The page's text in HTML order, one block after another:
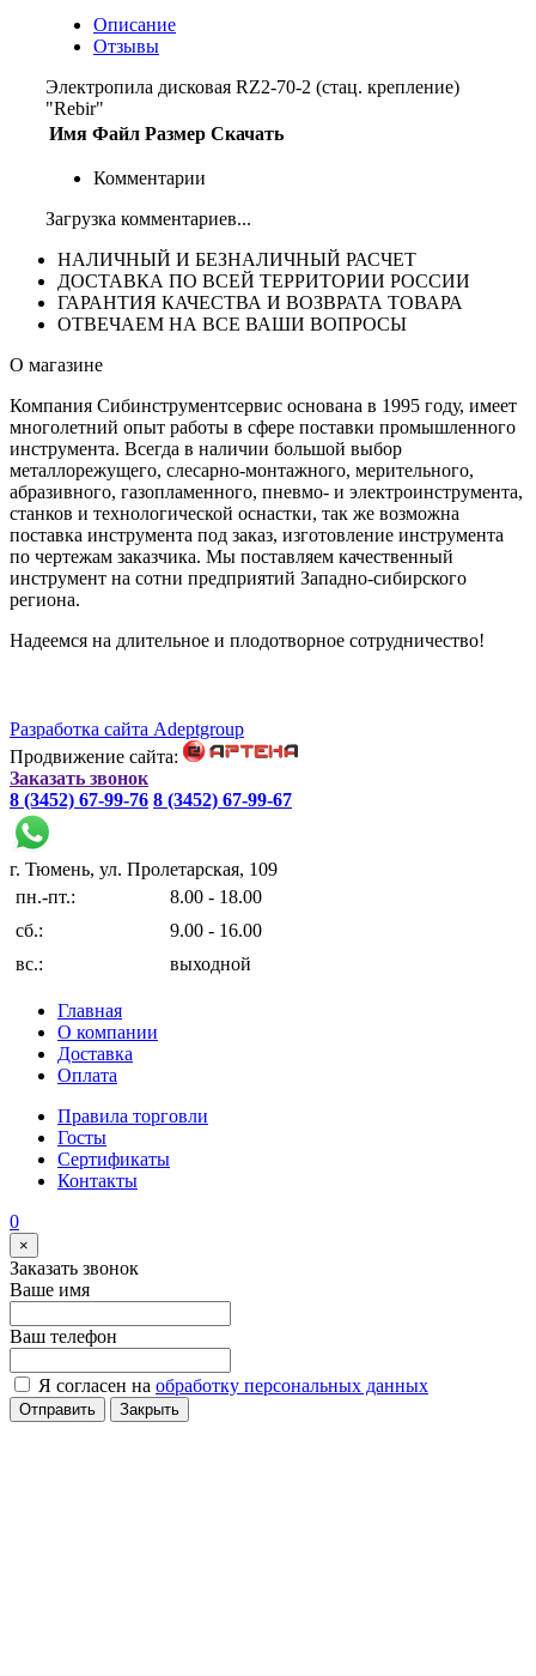
Описание
Отзывы
Электропила дисковая RZ2-70-2 (стац. крепление)
"Rebir"
Имя Файл Размер Скачать
Комментарии
Загрузка комментариев...
НАЛИЧНЫЙ И БЕЗНАЛИЧНЫЙ РАСЧЕТ
ДОСТАВКА ПО ВСЕЙ ТЕРРИТОРИИ РОССИИ
ГАРАНТИЯ КАЧЕСТВА И ВОЗВРАТА ТОВАРА
ОТВЕЧАЕМ НА ВСЕ ВАШИ ВОПРОСЫ
О магазине
Компания Сибинструментсервис основана в 1995 году, имеет
многолетний опыт работы в сфере поставки промышленного
инструмента. Всегда в наличии большой выбор
металлорежущего, слесарно-монтажного, мерительного,
абразивного, газопламенного, пневмо- и электроинструмента,
станков и технологической оснастки, так же возможна
поставка инструмента под заказ, изготовление инструмента
по чертежам заказчика. Мы поставляем качественный
инструмент на сотни предприятий Западно-сибирского
региона.
Надеемся на длительное и плодотворное сотрудничество!
Разработка сайта Adeptgroup
Продвижение сайта:
Заказать звонок
8 (3452) 67-99-76 8 (3452) 67-99-67
г. Тюмень, ул. Пролетарская, 109
пн.-пт.:
8.00 - 18.00
сб.:
9.00 - 16.00
вс.:
выходной
Главная
О компании
Доставка
Оплата
Правила торговли
Госты
Сертификаты
Контакты
0
×
Заказать звонок
Ваше имя
Ваш телефон
Я согласен на обработку персональных данных
Отправить Закрыть